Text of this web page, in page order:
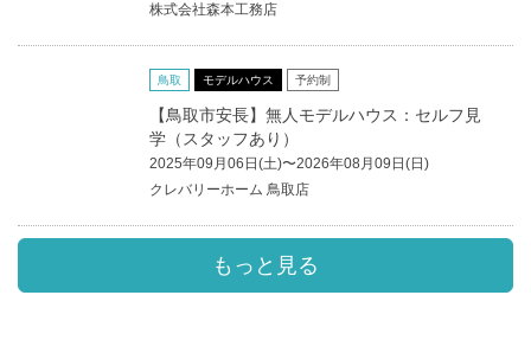
株式会社森本工務店
鳥取 モデルハウス 予約制
【鳥取市安長】無人モデルハウス：セルフ見
学（スタッフあり）
2025年09月06日(土)〜2026年08月09日(日)
クレバリーホーム 鳥取店
もっと見る